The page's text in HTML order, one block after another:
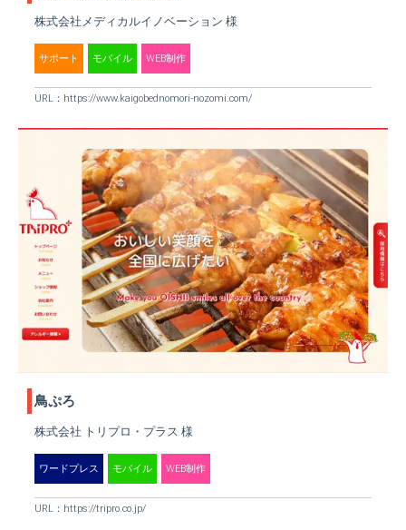
株式会社メディカルイノベーション 様
サポート モバイル WEB制作
URL： https://www.kaigobednomori-nozomi.com/
鳥ぷろ
株式会社 トリプロ・プラス 様
ワードプレス モバイル WEB制作
URL： https://tripro.co.jp/